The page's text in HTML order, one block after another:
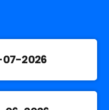
07-2026